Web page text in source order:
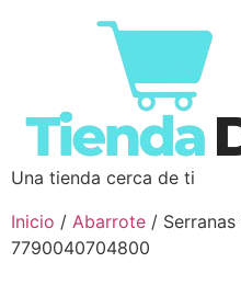
Una tienda cerca de ti
Inicio / Abarrote / Serranas
7790040704800